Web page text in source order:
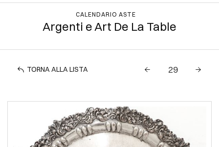
CALENDARIO ASTE
Argenti e Art De La Table
TORNA ALLA LISTA